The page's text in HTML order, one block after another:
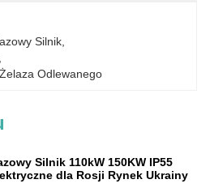
Silnik
Odlewanego
Silnik 110kW 150KW IP55
dla Rosji Rynek Ukrainy